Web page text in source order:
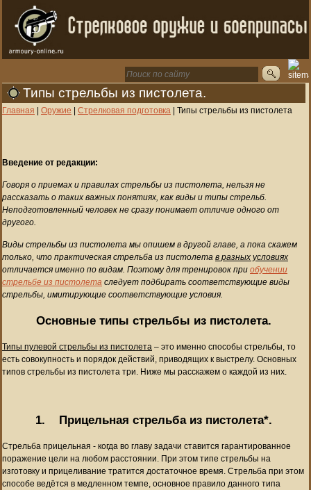
Типы стрельбы из пистолета.
Главная | Оружие | Стрелковая подготовка | Типы стрельбы из пистолета
Введение от редакции:
Говоря о приемах и правилах стрельбы из пистолета, нельзя не
рассказать о таких важных понятиях, как виды и типы стрельб.
Неподготовленный человек не сразу понимает отличие одного от
другого.
Виды стрельбы из пистолета мы опишем в другой главе, а пока скажем
только, что практическая стрельба из пистолета в разных условиях
отличается именно по видам. Поэтому для тренировок при обучении
стрельбе из пистолета следует подбирать соответствующие виды
стрельбы, имитирующие соответствующие условия.
Основные типы стрельбы из пистолета.
Типы пулевой стрельбы из пистолета – это именно способы стрельбы, то
есть совокупность и порядок действий, приводящих к выстрелу. Основных
типов стрельбы из пистолета три. Ниже мы расскажем о каждой из них.
1. Прицельная стрельба из пистолета*.
Стрельба прицельная - когда во главу задачи ставится гарантированное
поражение цели на любом расстоянии. При этом типе стрельбы на
изготовку и прицеливание тратится достаточное время. Стрельба при этом
способе ведётся в медленном темпе, основное правило данного типа